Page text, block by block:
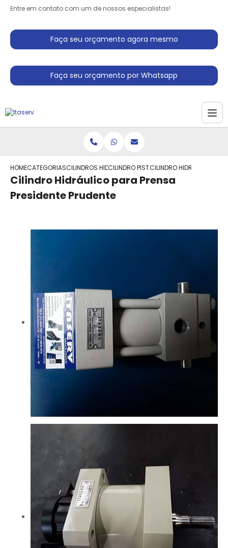
Entre em contato com um de nossos especialistas!
Faça seu orçamento agora mesmo
Faça seu orçamento por Whatsapp
HOMECATEGORIASCILINDROS HIDRAULICOCILINDRO PISTAO HIDRAULICO
CILINDRO HIDRAULICO
Cilindro Hidráulico para Prensa
Presidente Prudente